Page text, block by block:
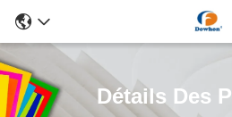
Détails Des